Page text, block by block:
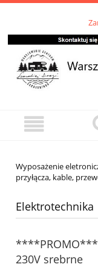
Wyposażenie
przyłącza, kable,
Elektrotechnika
230V srebrne